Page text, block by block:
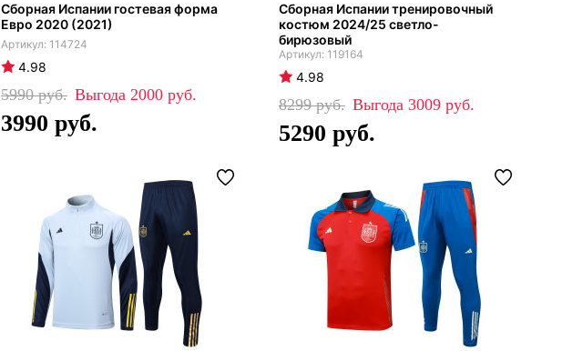
Сборная Испании гостевая форма
Евро 2020 (2021)
114724
4.98
5990 2000
3990
Сборная Испании тренировочный
костюм 2024/25 светло-
бирюзовый
119164
4.98
8299 3009
5290